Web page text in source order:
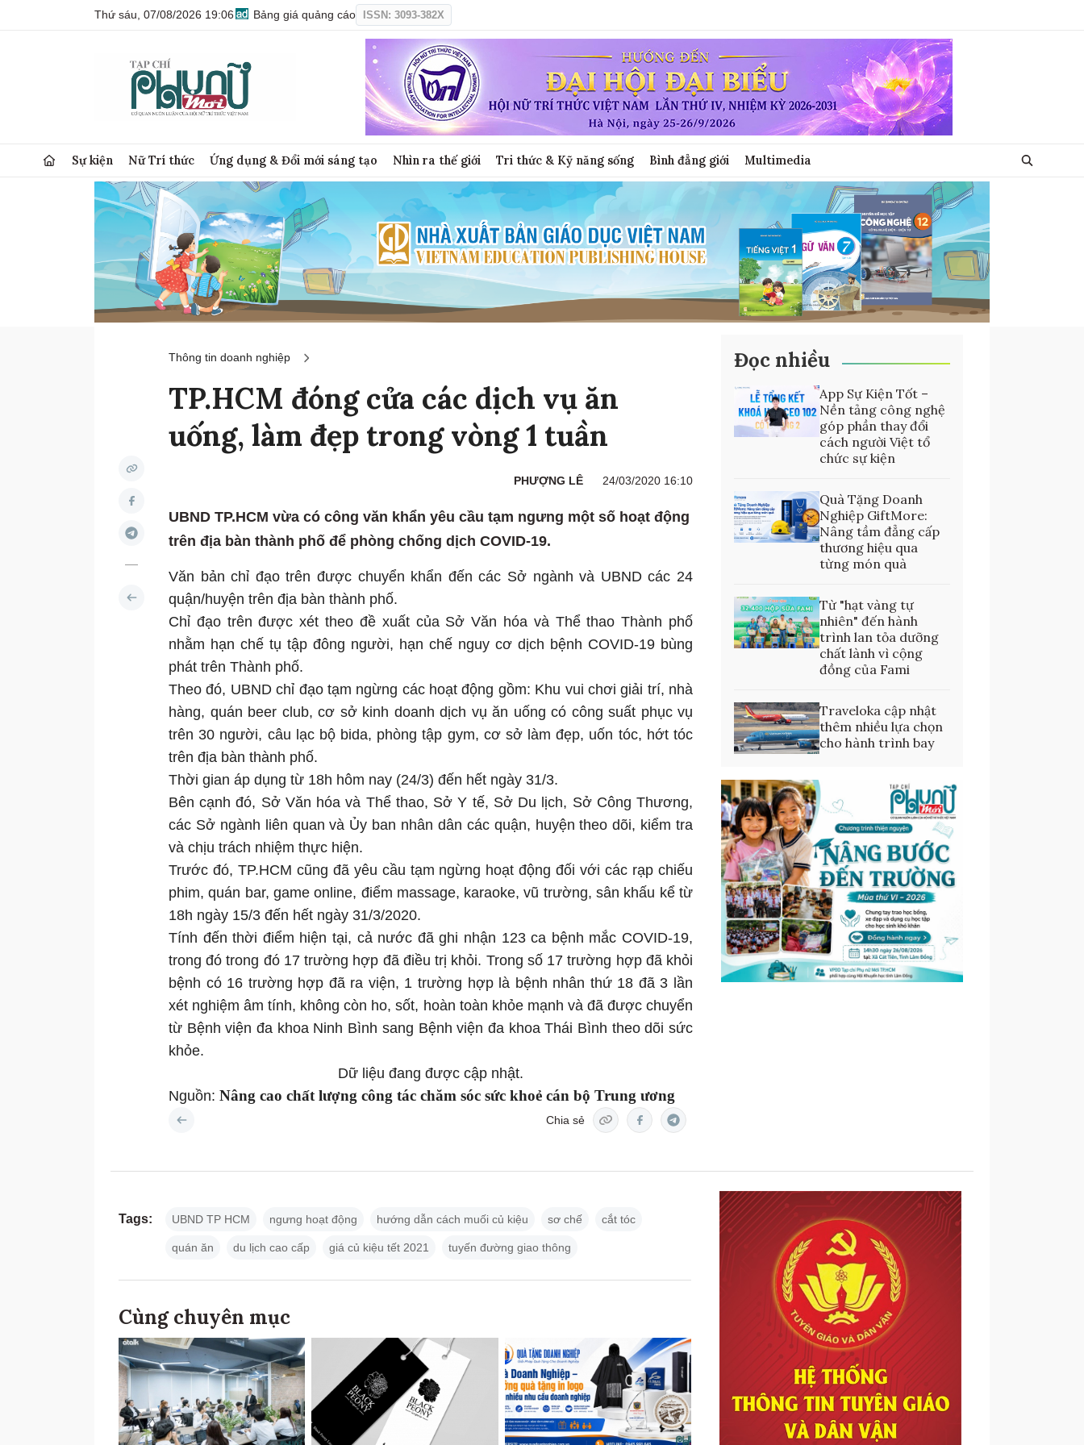
Thứ sáu, 07/08/2026 19:06 Bảng giá quảng cáo ISSN: 3093-382X
Sự kiện Nữ Trí thức Ứng dụng & Đổi mới sáng tạo Nhìn ra thế giới Tri thức & Kỹ năng sống Bình đẳng giới Multimedia
Thông tin doanh nghiệp
TP.HCM đóng cửa các dịch vụ ăn
uống, làm đẹp trong vòng 1 tuần
PHƯỢNG LÊ 24/03/2020 16:10
UBND TP.HCM vừa có công văn khẩn yêu cầu tạm ngưng một số hoạt động
trên địa bàn thành phố để phòng chống dịch COVID-19.
Văn bản chỉ đạo trên được chuyển khẩn đến các Sở ngành và UBND các 24
quận/huyện trên địa bàn thành phố.
Chỉ đạo trên được xét theo đề xuất của Sở Văn hóa và Thể thao Thành phố
nhằm hạn chế tụ tập đông người, hạn chế nguy cơ dịch bệnh COVID-19 bùng
phát trên Thành phố.
Theo đó, UBND chỉ đạo tạm ngừng các hoạt động gồm: Khu vui chơi giải trí, nhà
hàng, quán beer club, cơ sở kinh doanh dịch vụ ăn uống có công suất phục vụ
trên 30 người, câu lạc bộ bida, phòng tập gym, cơ sở làm đẹp, uốn tóc, hớt tóc
trên địa bàn thành phố.
Thời gian áp dụng từ 18h hôm nay (24/3) đến hết ngày 31/3.
Bên cạnh đó, Sở Văn hóa và Thể thao, Sở Y tế, Sở Du lịch, Sở Công Thương,
các Sở ngành liên quan và Ủy ban nhân dân các quận, huyện theo dõi, kiểm tra
và chịu trách nhiệm thực hiện.
Trước đó, TP.HCM cũng đã yêu cầu tạm ngừng hoạt động đối với các rạp chiếu
phim, quán bar, game online, điểm massage, karaoke, vũ trường, sân khấu kể từ
18h ngày 15/3 đến hết ngày 31/3/2020.
Tính đến thời điểm hiện tại, cả nước đã ghi nhận 123 ca bệnh mắc COVID-19,
trong đó trong đó 17 trường hợp đã điều trị khỏi. Trong số 17 trường hợp đã khỏi
bệnh có 16 trường hợp đã ra viện, 1 trường hợp là bệnh nhân thứ 18 đã 3 lần
xét nghiệm âm tính, không còn ho, sốt, hoàn toàn khỏe mạnh và đã được chuyển
từ Bệnh viện đa khoa Ninh Bình sang Bệnh viện đa khoa Thái Bình theo dõi sức
khỏe.
Dữ liệu đang được cập nhật.
Nguồn: Nâng cao chất lượng công tác chăm sóc sức khoẻ cán bộ Trung ương
Chia sẻ
Đọc nhiều
App Sự Kiện Tốt –
Nền tảng công nghệ
góp phần thay đổi
cách người Việt tổ
chức sự kiện
Quà Tặng Doanh
Nghiệp GiftMore:
Nâng tầm đẳng cấp
thương hiệu qua
từng món quà
Từ "hạt vàng tự
nhiên" đến hành
trình lan tỏa dưỡng
chất lành vì cộng
đồng của Fami
Traveloka cập nhật
thêm nhiều lựa chọn
cho hành trình bay
Tags: UBND TP HCM ngưng hoạt động hướng dẫn cách muối củ kiệu sơ chế cắt tóc
quán ăn du lịch cao cấp giá củ kiệu tết 2021 tuyến đường giao thông
Cùng chuyên mục